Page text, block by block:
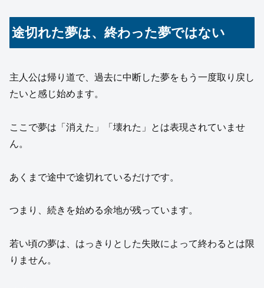
途切れた夢は、終わった夢ではない
主人公は帰り道で、過去に中断した夢をもう一度取り戻し
たいと感じ始めます。
ここで夢は「消えた」「壊れた」とは表現されていませ
ん。
あくまで途中で途切れているだけです。
つまり、続きを始める余地が残っています。
若い頃の夢は、はっきりとした失敗によって終わるとは限
りません。